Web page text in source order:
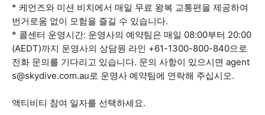
* 케언즈와 미션 비치에서 매일 무료 왕복 교통편을 제공하여
번거로움 없이 모험을 즐길 수 있습니다.
* 콜센터 운영시간: 운영사의 예약팀은 매일 08:00부터 20:00
(AEDT)까지 운영사의 상담원 라인 +61-1300-800-840으로
전화 문의를 기다리고 있습니다. 문의 사항이 있으시면 agent
s@skydive.com.au로 운영사 예약팀에 연락해 주십시오.
액티비티 참여 일자를 선택하세요.